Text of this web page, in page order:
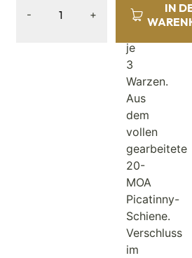
- +
IN
Ringen
je
3
Warzen.
Aus
dem
vollen
gearbeitete
20-
MOA
Picatinny-
Schiene.
Verschluss
im